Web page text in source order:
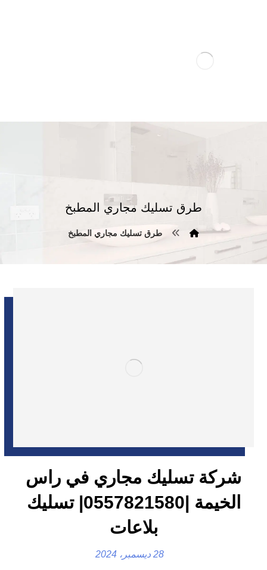
طرق تسليك مجاري المطبخ
طرق تسليك مجاري المطبخ
شركة تسليك مجاري في راس
الخيمة |0557821580| تسليك
بلاعات
28 ديسمبر، 2024